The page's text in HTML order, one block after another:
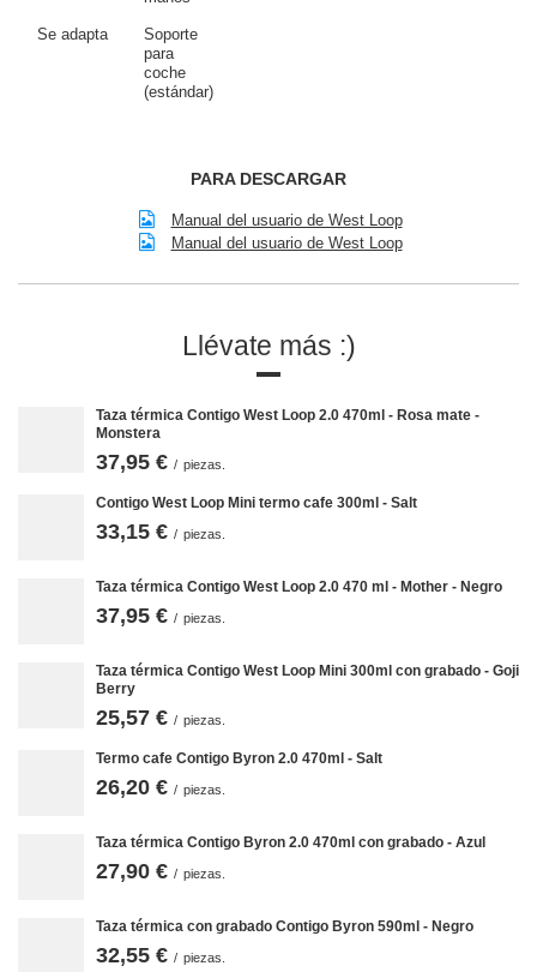
Ventajas de Contigo West Loop 2.0
El West Loop es una taza que se compra una vez cada muchos años.
dos capas de acero inoxidable resistente utilizadas para crear las
se adapta a la mayoría de soportes de coche con un diámetro
superior a 7,5 cm;
tapa apta para lavavajillas;
disponibilidad de un gran número de colores y estampados
decorativos.
Se adapta
Soporte
para
coche
(estándar)
PARA DESCARGAR
Manual del usuario de West Loop
Manual del usuario de West Loop
Llévate más :)
Taza térmica Contigo West Loop 2.0 470ml - Rosa mate -
Monstera
37,95 € / piezas.
Contigo West Loop Mini termo cafe 300ml - Salt
33,15 € / piezas.
Taza térmica Contigo West Loop 2.0 470 ml - Mother - Negro
37,95 € / piezas.
Taza térmica Contigo West Loop Mini 300ml con grabado - Goji
Berry
25,57 € / piezas.
Termo cafe Contigo Byron 2.0 470ml - Salt
26,20 € / piezas.
Taza térmica Contigo Byron 2.0 470ml con grabado - Azul
27,90 € / piezas.
Taza térmica con grabado Contigo Byron 590ml - Negro
32,55 € / piezas.